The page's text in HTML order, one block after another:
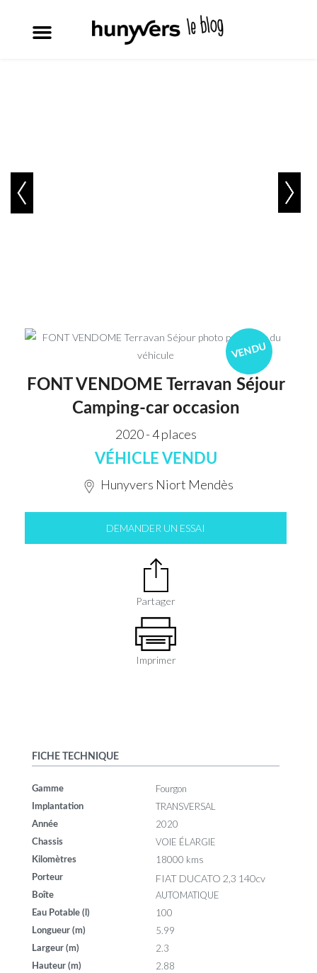
VENDU
FONT VENDOME Terravan Séjour
Camping-car occasion
2020 - 4 places
VÉHICLE VENDU
Hunyvers Niort Mendès
DEMANDER UN ESSAI
Partager
Imprimer
FICHE TECHNIQUE
Gamme Fourgon
Implantation TRANSVERSAL
Année 2020
Chassis VOIE ÉLARGIE
Kilomètres 18000 kms
Porteur FIAT DUCATO 2,3 140cv
Boîte AUTOMATIQUE
Eau Potable (l) 100
Longueur (m) 5.99
Largeur (m) 2.3
Hauteur (m) 2.88